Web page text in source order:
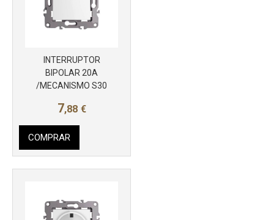
INTERRUPTOR
BIPOLAR 20A
/MECANISMO S30
7,88 €
COMPRAR